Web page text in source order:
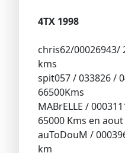
4TX 1998
chris62/00026943/
kms
spit057 / 033826 /
66500Kms
MABrELLE /
65000 Kms en aout
auToDouM /
km